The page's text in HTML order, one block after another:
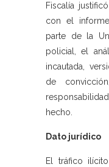
Fiscalía
con el
parte de la
policial, el
incautada,
de
hecho.
Dato jurídico
El tráfico